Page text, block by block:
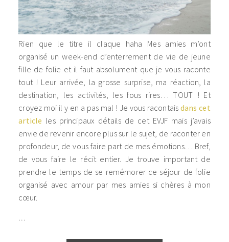
Rien que le titre il claque haha Mes amies m’ont
organisé un week-end d’enterrement de vie de jeune
fille de folie et il faut absolument que je vous raconte
tout ! Leur arrivée, la grosse surprise, ma réaction, la
destination, les activités, les fous rires… TOUT ! Et
croyez moi il y en a pas mal ! Je vous racontais dans cet
article les principaux détails de cet EVJF mais j’avais
envie de revenir encore plus sur le sujet, de raconter en
profondeur, de vous faire part de mes émotions… Bref,
de vous faire le récit entier. Je trouve important de
prendre le temps de se remémorer ce séjour de folie
organisé avec amour par mes amies si chères à mon
cœur.
…